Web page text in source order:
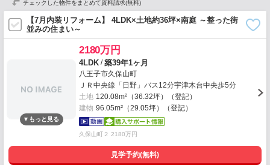
チェックした物件をまとめて資料請求(無料)
【7月内装リフォーム】 4LDK×土地約36坪×南庭 ～整った街
並みの住まい～
2180万円
4LDK /築39年1ヶ月
八王子市久保山町
ＪＲ中央線「日野」バス12分宇津木台中央歩5分
土地 120.08m²（36.32坪）（登記）
建物 96.05m²（29.05坪）（登記）
久保山町２ 2180万円
見学予約(無料)